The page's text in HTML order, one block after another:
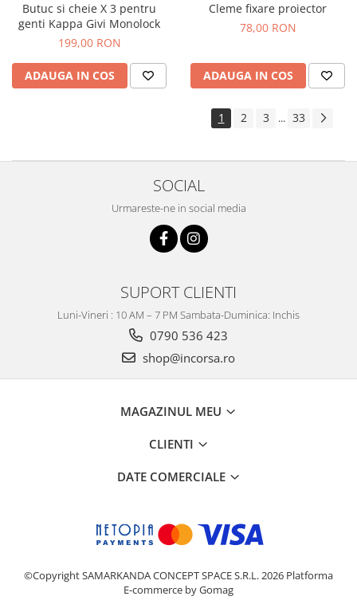
Butuc si cheie X 3 pentru
genti Kappa Givi Monolock
199,00 RON
ADAUGA IN COS
Cleme fixare proiector
78,00 RON
ADAUGA IN COS
1 2 3 ... 33
SOCIAL
Urmareste-ne in social media
SUPORT CLIENTI
Luni-Vineri : 10 AM – 7 PM Sambata-Duminica: Inchis
0790 536 423
shop@incorsa.ro
MAGAZINUL MEU
CLIENTI
DATE COMERCIALE
©Copyright SAMARKANDA CONCEPT SPACE S.R.L. 2026 Platforma
E-commerce by Gomag